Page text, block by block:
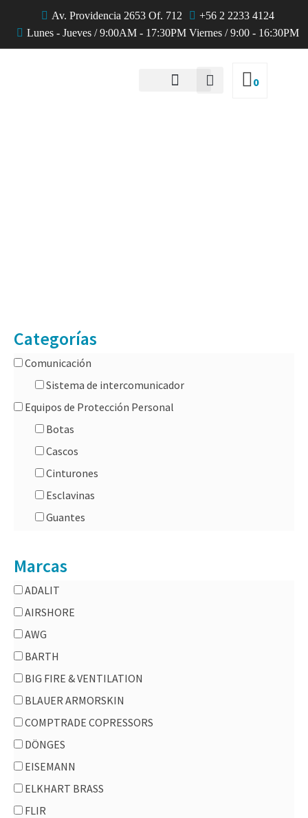
Av. Providencia 2653 Of. 712
+56 2 2233 4124
Lunes - Jueves / 9:00AM - 17:30PM Viernes / 9:00 - 16:30PM
0
Categorías
Comunicación
Sistema de intercomunicador
Equipos de Protección Personal
Botas
Cascos
Cinturones
Esclavinas
Guantes
Fuerzas especiales/ Policial
Brecha
Irrupción
Iluminación
Linternas
Linternas para cascos
industrial/hazmat
Accesorios Industrial
Bombas Hidráulicas
Cojín Hermetizador Obturador
DEKON
Marcas
ADALIT
AIRSHORE
AWG
BARTH
BIG FIRE & VENTILATION
BLAUER ARMORSKIN
COMPTRADE COPRESSORS
DÖNGES
EISEMANN
ELKHART BRASS
FLIR